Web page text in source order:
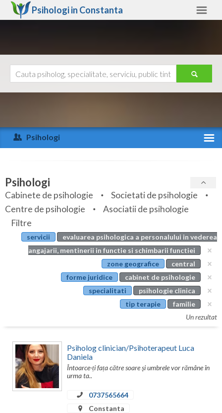
Psihologi in Constanta
Arad
Arges
Bihor
Bistrita-Nasaud
Botosani
Braila
Calarasi
Caras-Severin
Cluj
Constanta
Ajutor
Psihologi
Specialitati
Servicii
Articole
Evenimente
Psihologi
Cabinete de psihologie
Societati de psihologie
Centre de psihologie
Asociatii de psihologie
Filtre
servicii
evaluarea psihologica a personalului in vederea
angajarii, mentinerii in functie si schimbarii functiei
zone geografice
central
forme juridice
cabinet de psihologie
specialitati
psihologie clinica
tip terapie
familie
Un rezultat
Psiholog clinician/Psihoterapeut Luca
Daniela
Întoarce-ți fața către soare și umbrele vor rămâne în
urma ta..
0737565664
Constanta